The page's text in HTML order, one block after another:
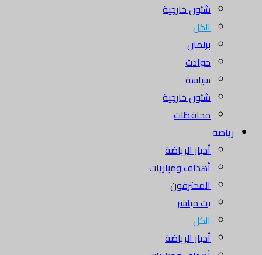
شئون خارجية
الكل
برلمان
حوادث
سياسة
شئون خارجية
محافظات
رياضة
أخبار الرياضة
أهداف ومباريات
المحترفون
بث مباشر
الكل
أخبار الرياضة